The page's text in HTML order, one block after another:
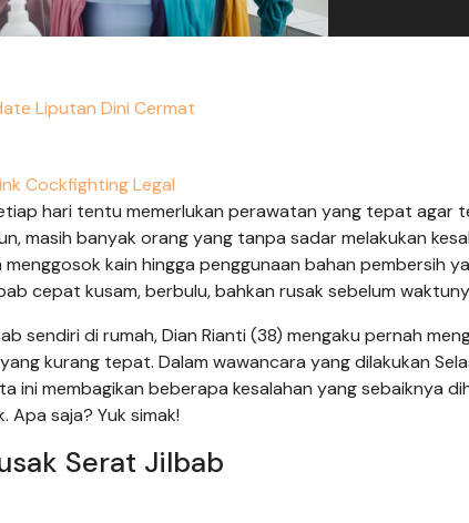
Liputan Dini Cermat
Cockfighting Legal
hari tentu memerlukan perawatan yang tepat agar
masih banyak orang yang tanpa sadar melakukan
kain hingga penggunaan bahan pembersih
cepat kusam, berbulu, bahkan rusak sebelum
sendiri di rumah, Dian Rianti (38) mengaku pernah
kurang tepat. Dalam wawancara yang dilakukan
ini membagikan beberapa kesalahan yang sebaiknya
saja? Yuk simak!
Serat Jilbab